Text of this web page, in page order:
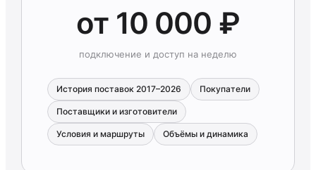
от 10 000 ₽
подключение и доступ на неделю
История поставок 2017–2026 Покупатели
Поставщики и изготовители
Условия и маршруты Объёмы и динамика